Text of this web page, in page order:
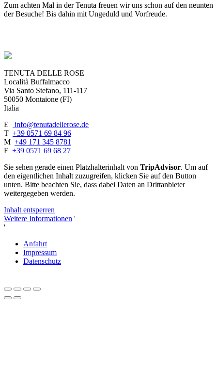
Zum achten Mal in der Tenuta freuen wir uns schon auf den neunten
der Besuche! Bis dahin mit Ungeduld und Vorfreude.
TENUTA DELLE ROSE
Località Buffalmacco
Via Santo Stefano, 111-117
50050 Montaione (FI)
Italia
E
info@tenutadellerose.de
T +39 0571 69 84 96
M +49 171 345 8781
F +39 0571 69 68 27
Sie sehen gerade einen Platzhalterinhalt von TripAdvisor. Um auf
den eigentlichen Inhalt zuzugreifen, klicken Sie auf den Button
unten. Bitte beachten Sie, dass dabei Daten an Drittanbieter
weitergegeben werden.
Inhalt entsperren
Weitere Informationen '
'
Anfahrt
Impressum
Datenschutz